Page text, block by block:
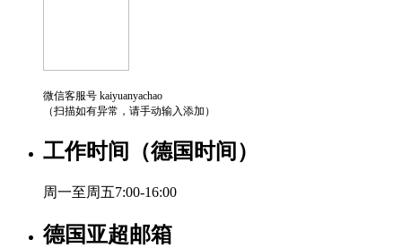
微信客服号 kaiyuanyachao
（扫描如有异常，请手动输入添加）
工作时间（德国时间）
周一至周五7:00-16:00
德国亚超邮箱